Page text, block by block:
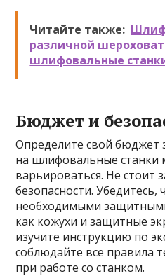
Читайте также:
различной
шлифовальные
Бюджет и
Определите свой бюджет
на шлифовальные станки
варьироваться. Не стоит
безопасности. Убедитесь,
необходимыми
как кожухи и защитные
изучите инструкцию по
соблюдайте все правила
при работе со станком.